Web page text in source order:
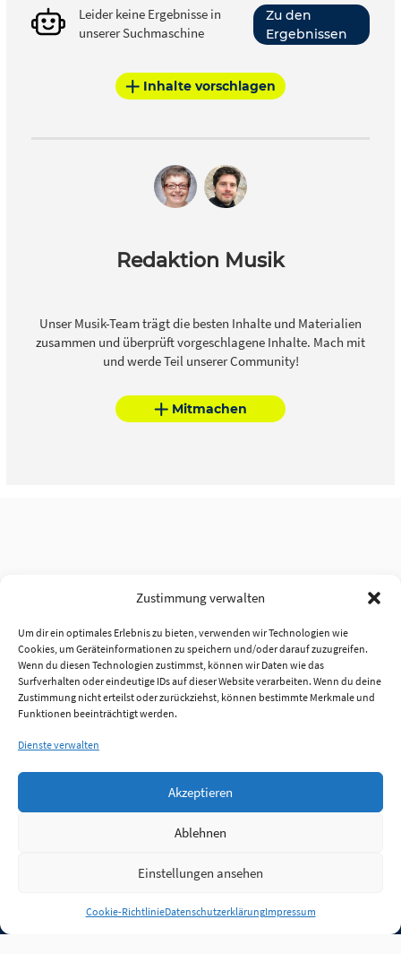
Zustimmung verwalten
Um dir ein optimales Erlebnis zu bieten, verwenden wir Technologien wie
Cookies, um Geräteinformationen zu speichern und/oder darauf zuzugreifen.
Wenn du diesen Technologien zustimmst, können wir Daten wie das
Surfverhalten oder eindeutige IDs auf dieser Website verarbeiten. Wenn du deine
Zustimmung nicht erteilst oder zurückziehst, können bestimmte Merkmale und
Funktionen beeinträchtigt werden.
Dienste verwalten
Akzeptieren
Ablehnen
Einstellungen ansehen
Cookie-RichtlinieDatenschutzerklärungImpressum
Leider keine Ergebnisse in
unserer Suchmaschine
Zu den
Ergebnissen
Inhalte vorschlagen
Redaktion Musik
Unser Musik-Team trägt die besten Inhalte und Materialien
zusammen und überprüft vorgeschlagene Inhalte. Mach mit
und werde Teil unserer Community!
Mitmachen
Anmelden
Jobs Partner FAQ Quellen